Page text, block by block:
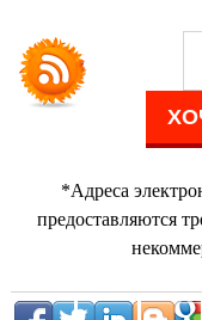
*Адреса
предоставляются